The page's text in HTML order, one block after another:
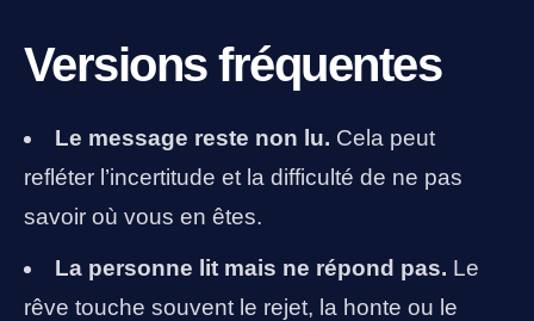
Versions fréquentes
Le message reste non lu. Cela peut
refléter l’incertitude et la difficulté de ne pas
savoir où vous en êtes.
La personne lit mais ne répond pas. Le
rêve touche souvent le rejet, la honte ou le